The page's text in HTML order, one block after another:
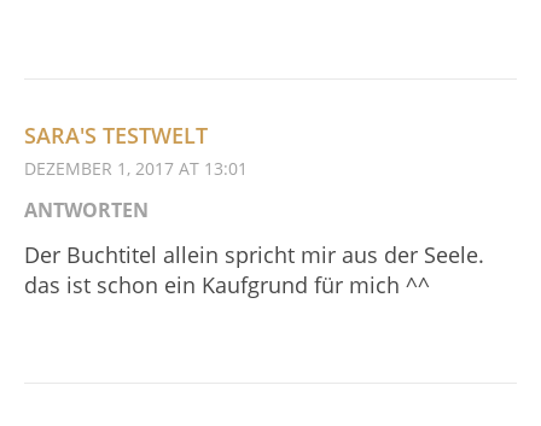
SARA'S TESTWELT
DEZEMBER 1, 2017 AT 13:01
ANTWORTEN
Der Buchtitel allein spricht mir aus der Seele.
das ist schon ein Kaufgrund für mich ^^